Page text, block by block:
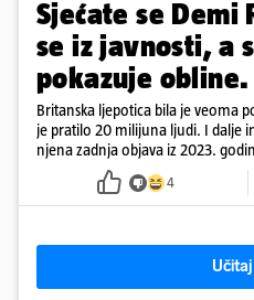
Sjećate se Demi
se iz javnosti, a
pokazuje
Britanska ljepotica bila je veoma
je pratilo 20 milijuna ljudi. I dalje
njena zadnja objava iz 2023.
4